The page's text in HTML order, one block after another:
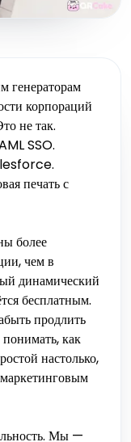
генераторам
корпораций
не так.
SSO.
печать с
более
чем в
динамический
бесплатным.
продлить
как
настолько,
Мы —